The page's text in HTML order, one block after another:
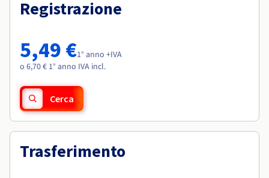
Tariffe
Roadmap & Changelog
Osservabilità
Roadmap & Changelog
Roadmap & Changelog
Roadmap & Changelog
Roadmap & Changelog
Registrazione
5,49 €1° anno +IVA
o 6,70 € 1° anno IVA incl.
Cerca
Trasferimento